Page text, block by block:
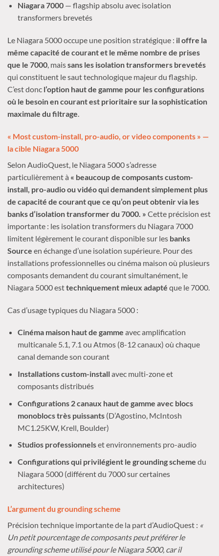
Niagara 7000— flagship absolu avec isolation
transformers brevetés
Le Niagara 5000 occupe une position stratégique : il offre la
même capacité de courant et le même nombre de prises
que le 7000, maissans les isolation transformers brevetés
qui constituent le saut technologique majeur du flagship.
C’est donc l’option haut de gamme pour les configurations
où le besoin en courant est prioritaire sur la sophistication
maximale du filtrage.
« Most custom-install, pro-audio, or video components » —
la cible Niagara 5000
Selon AudioQuest, le Niagara 5000 s’adresse
particulièrement à « beaucoup de composants custom-
install, pro-audio ou vidéo qui demandent simplement plus
de capacité de courant que ce qu’on peut obtenir via les
banks d’isolation transformer du 7000. » Cette précision est
importante : les isolation transformers du Niagara 7000
limitent légèrement le courant disponible sur les banks
Source en échange d’une isolation supérieure. Pour des
installations professionnelles ou cinéma maison où plusieurs
composants demandent du courant simultanément, le
Niagara 5000 esttechniquement mieux adapté que le 7000.
Cas d’usage typiques du Niagara 5000 :
Cinéma maison haut de gamme avec amplification
multicanale 5.1, 7.1 ou Atmos (8-12 canaux) où chaque
canal demande son courant
Installations custom-installavec multi-zone et
composants distribués
Configurations 2 canaux haut de gamme avec blocs
monoblocs très puissants(D’Agostino, McIntosh
MC1.25KW, Krell, Boulder)
Studios professionnelset environnements pro-audio
Configurations qui privilégient le grounding scheme du
Niagara 5000 (différent du 7000 sur certaines
architectures)
L’argument du grounding scheme
Précision technique importante de la part d’AudioQuest : «
Un petit pourcentage de composants peut préférer le
grounding scheme utilisé pour le Niagara 5000, car il